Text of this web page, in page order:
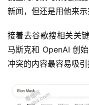
新闻，但还是用他来示
接着去谷歌搜相关关
马斯克和 OpenAI 创
冲突的内容最容易吸引